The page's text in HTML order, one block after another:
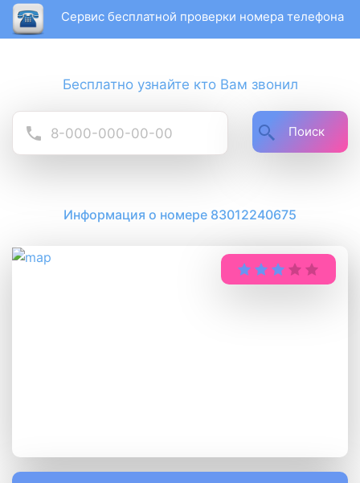
Сервис бесплатной проверки номера телефона
Бесплатно узнайте кто Вам звонил
Поиск
Информация о номере 83012240675